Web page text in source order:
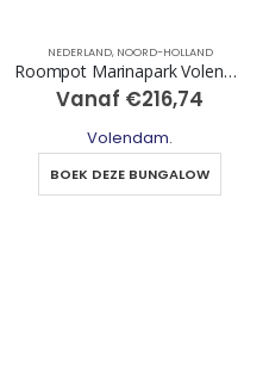
NEDERLAND, NOORD-HOLLAND
Roompot Marinapark Volendam
Vanaf €216,74
Volendam.
BOEK DEZE BUNGALOW